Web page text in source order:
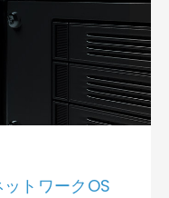
トワークOS